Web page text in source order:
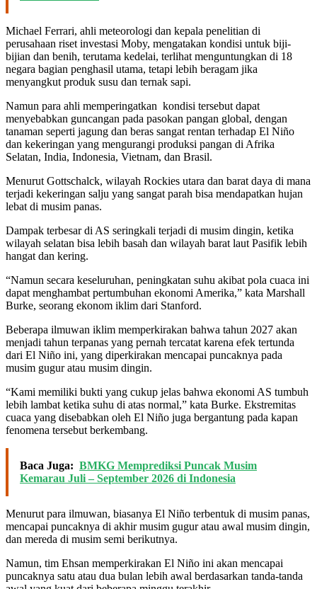
Michael Ferrari, ahli meteorologi dan kepala penelitian di
perusahaan riset investasi Moby, mengatakan kondisi untuk biji-
bijian dan benih, terutama kedelai, terlihat menguntungkan di 18
negara bagian penghasil utama, tetapi lebih beragam jika
menyangkut produk susu dan ternak sapi.
Namun para ahli memperingatkan kondisi tersebut dapat
menyebabkan guncangan pada pasokan pangan global, dengan
tanaman seperti jagung dan beras sangat rentan terhadap El Niño
dan kekeringan yang mengurangi produksi pangan di Afrika
Selatan, India, Indonesia, Vietnam, dan Brasil.
Menurut Gottschalck, wilayah Rockies utara dan barat daya di mana
terjadi kekeringan salju yang sangat parah bisa mendapatkan hujan
lebat di musim panas.
Dampak terbesar di AS seringkali terjadi di musim dingin, ketika
wilayah selatan bisa lebih basah dan wilayah barat laut Pasifik lebih
hangat dan kering.
“Namun secara keseluruhan, peningkatan suhu akibat pola cuaca ini
dapat menghambat pertumbuhan ekonomi Amerika,” kata Marshall
Burke, seorang ekonom iklim dari Stanford.
Beberapa ilmuwan iklim memperkirakan bahwa tahun 2027 akan
menjadi tahun terpanas yang pernah tercatat karena efek tertunda
dari El Niño ini, yang diperkirakan mencapai puncaknya pada
musim gugur atau musim dingin.
“Kami memiliki bukti yang cukup jelas bahwa ekonomi AS tumbuh
lebih lambat ketika suhu di atas normal,” kata Burke. Ekstremitas
cuaca yang disebabkan oleh El Niño juga bergantung pada kapan
fenomena tersebut berkembang.
Baca Juga: BMKG Memprediksi Puncak Musim
Kemarau Juli – September 2026 di Indonesia
Menurut para ilmuwan, biasanya El Niño terbentuk di musim panas,
mencapai puncaknya di akhir musim gugur atau awal musim dingin,
dan mereda di musim semi berikutnya.
Namun, tim Ehsan memperkirakan El Niño ini akan mencapai
puncaknya satu atau dua bulan lebih awal berdasarkan tanda-tanda